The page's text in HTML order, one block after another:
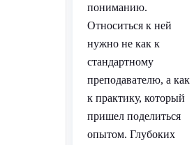
пониманию.
Относиться к ней
нужно не как к
стандартному
преподавателю, а как
к практику, который
пришел поделиться
опытом. Глубоких